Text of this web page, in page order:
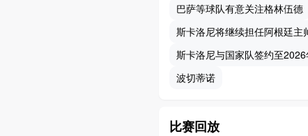
巴萨等球队有意关注格林伍德
斯卡洛尼将继续担任阿根廷主
斯卡洛尼与国家队签约至
波切蒂诺
比赛回放